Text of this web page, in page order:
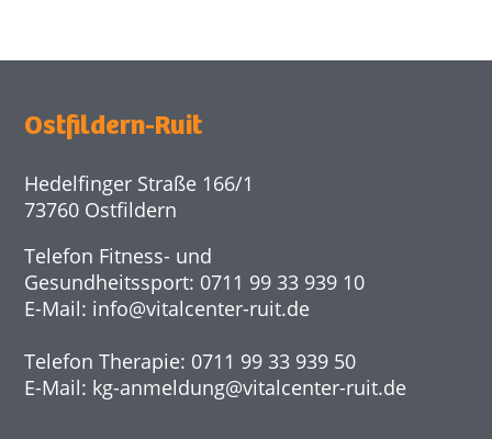
Ostfildern-Ruit
Hedelfinger Straße 166/1
73760 Ostfildern
Telefon Fitness- und
Gesundheitssport: 0711 99 33 939 10
E-Mail: info@vitalcenter-ruit.de
Telefon Therapie: 0711 99 33 939 50
E-Mail: kg-anmeldung@vitalcenter-ruit.de